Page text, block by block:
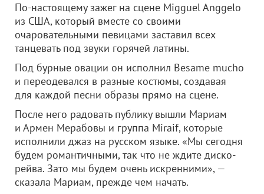
По-настоящему зажег на сцене Migguel Anggelo
из США, который вместе со своими
очаровательными певицами заставил всех
танцевать под звуки горячей латины.
Под бурные овации он исполнил Besame mucho
и переодевался в разные костюмы, создавая
для каждой песни образы прямо на сцене.
После него радовать публику вышли Мариам
и Армен Мерабовы и группа Miraif, которые
исполнили джаз на русском языке. «Мы сегодня
будем романтичными, так что не ждите диско-
рейва. Зато мы будем очень искренними», —
сказала Мариам, прежде чем начать.